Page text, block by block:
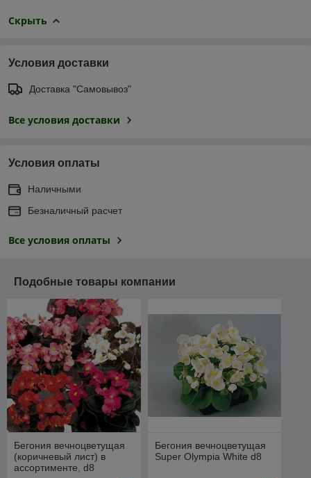
Скрыть
Условия доставки
Доставка "Самовывоз"
Все условия доставки
Условия оплаты
Наличными
Безналичный расчет
Все условия оплаты
Подобные товары компании
Бегония вечноцветущая
(коричневый лист) в
ассортименте, d8
Бегония вечноцветущая
Super Olympia White d8